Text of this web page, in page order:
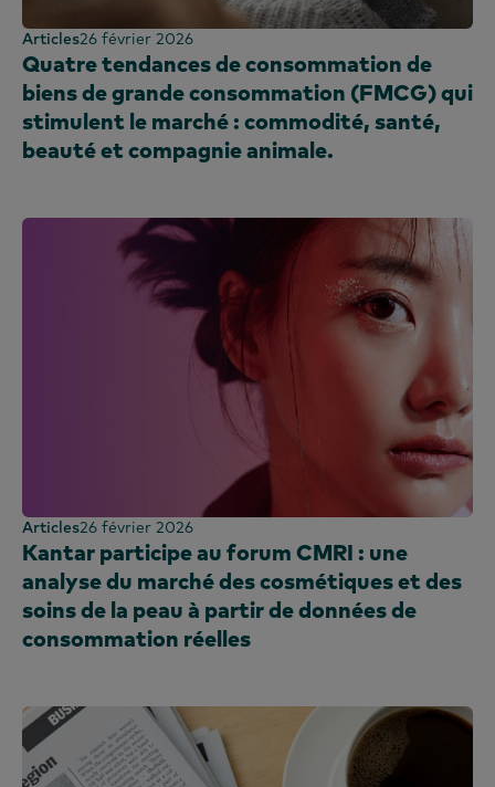
Articles26 février 2026
Quatre tendances de consommation de
biens de grande consommation (FMCG) qui
stimulent le marché : commodité, santé,
beauté et compagnie animale.
Articles26 février 2026
Kantar participe au forum CMRI : une
analyse du marché des cosmétiques et des
soins de la peau à partir de données de
consommation réelles